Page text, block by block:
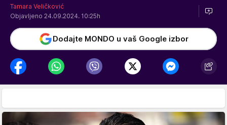
Tamara Veličković
Objavljeno 24.09.2024. 10:25h
Dodajte MONDO u vaš Google izbor